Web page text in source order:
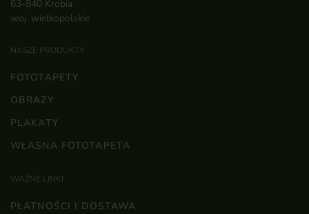
63-840 Krobia
woj. wielkopolskie
NASZE PRODUKTY
FOTOTAPETY
OBRAZY
PLAKATY
WŁASNA FOTOTAPETA
WAŻNE LINKI
PŁATNOŚCI I DOSTAWA